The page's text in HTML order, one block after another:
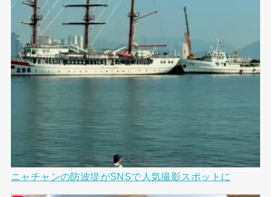
ニャチャンの防波堤がSNSで人気撮影スポットに